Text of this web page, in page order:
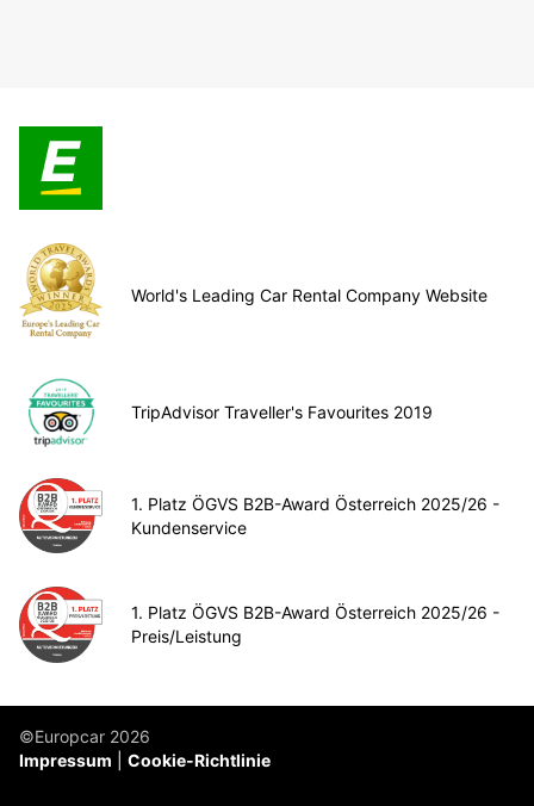
World's Leading Car Rental Company Website
TripAdvisor Traveller's Favourites 2019
1. Platz ÖGVS B2B-Award Österreich 2025/26 -
Kundenservice
1. Platz ÖGVS B2B-Award Österreich 2025/26 -
Preis/Leistung
©Europcar 2026
Impressum
Cookie-Richtlinie